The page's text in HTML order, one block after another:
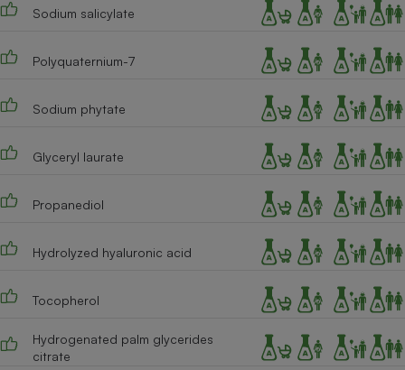
Sodium salicylate
Polyquaternium-7
Sodium phytate
Glyceryl laurate
Propanediol
Hydrolyzed hyaluronic acid
Tocopherol
Hydrogenated palm glycerides
citrate